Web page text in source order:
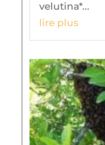
velutina*...
lire plus